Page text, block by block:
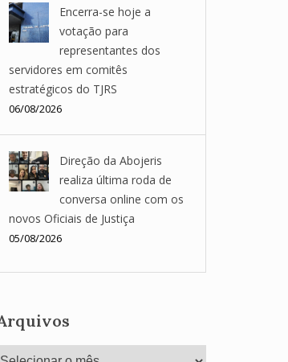
Encerra-se hoje a
votação para
representantes dos
servidores em comitês
estratégicos do TJRS
06/08/2026
Direção da Abojeris
realiza última roda de
conversa online com os
novos Oficiais de Justiça
05/08/2026
Arquivos